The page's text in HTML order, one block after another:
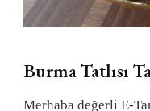
Burma Tatlısı
Merhaba değerli E-